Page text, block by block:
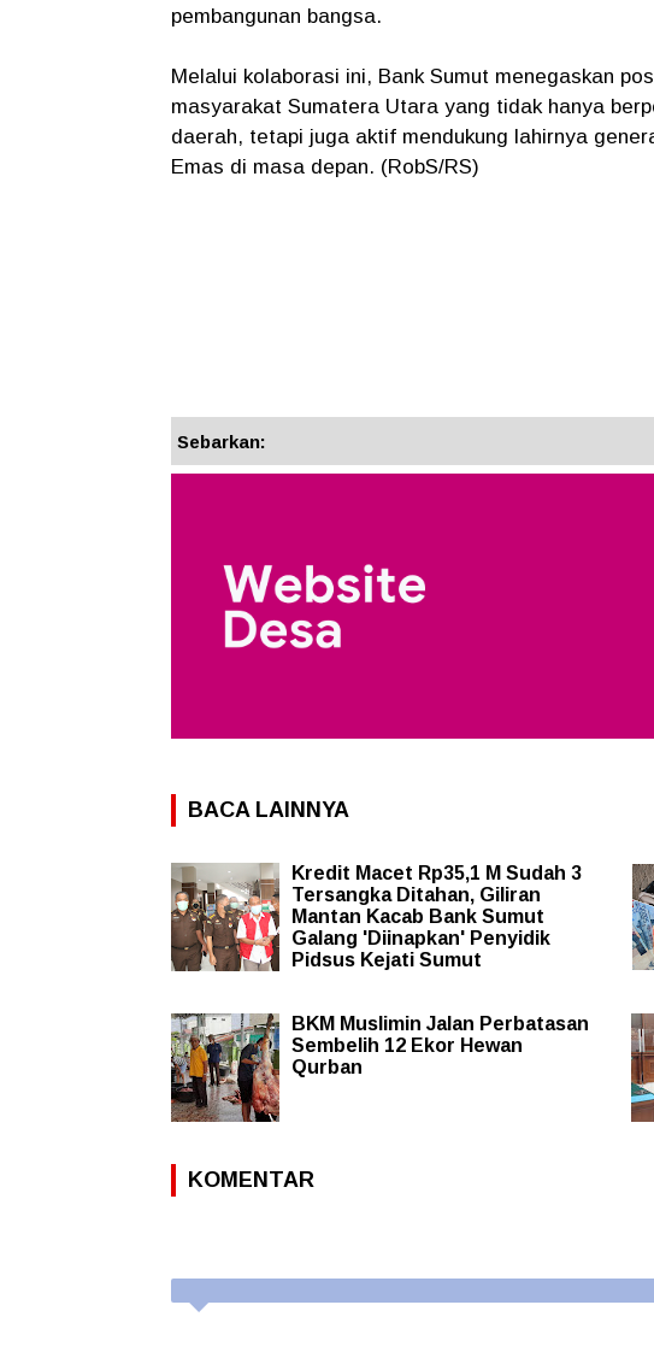
pembangunan bangsa.
Melalui kolaborasi ini, Bank Sumut menegaskan
masyarakat Sumatera Utara yang tidak hanya
daerah, tetapi juga aktif mendukung lahirnya
Emas di masa depan. (RobS/RS)
Sebarkan:
BACA LAINNYA
Kredit Macet Rp35,1 M Sudah 3
Tersangka Ditahan, Giliran
Mantan Kacab Bank Sumut
Galang 'Diinapkan' Penyidik
Pidsus Kejati Sumut
BKM Muslimin Jalan Perbatasan
Sembelih 12 Ekor Hewan
Qurban
KOMENTAR